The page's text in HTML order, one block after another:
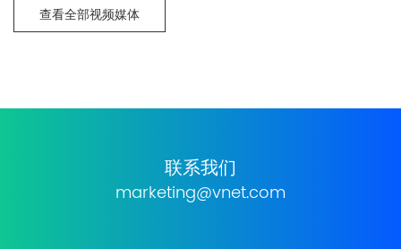
查看全部视频媒体
联系我们
marketing@vnet.com